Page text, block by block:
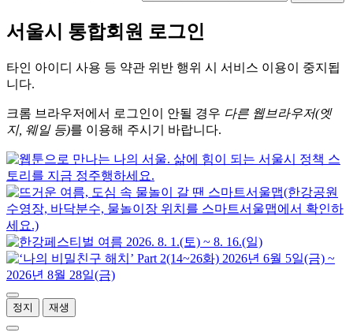
서울시 통합회원 로그인
타인 아이디 사용 등 약관 위반 행위 시 서비스 이용이 중지됩
니다.
크롬 브라우저에서 로그인이 안될 경우 다른 웹브라우저(엣
지, 웨일 등)를 이용해 주시기 바랍니다.
정지 재생